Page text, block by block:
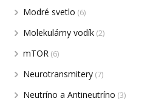
Modré svetlo (6)
Molekulárny vodík (2)
mTOR (6)
Neurotransmitery (7)
Neutríno a Antineutríno (3)